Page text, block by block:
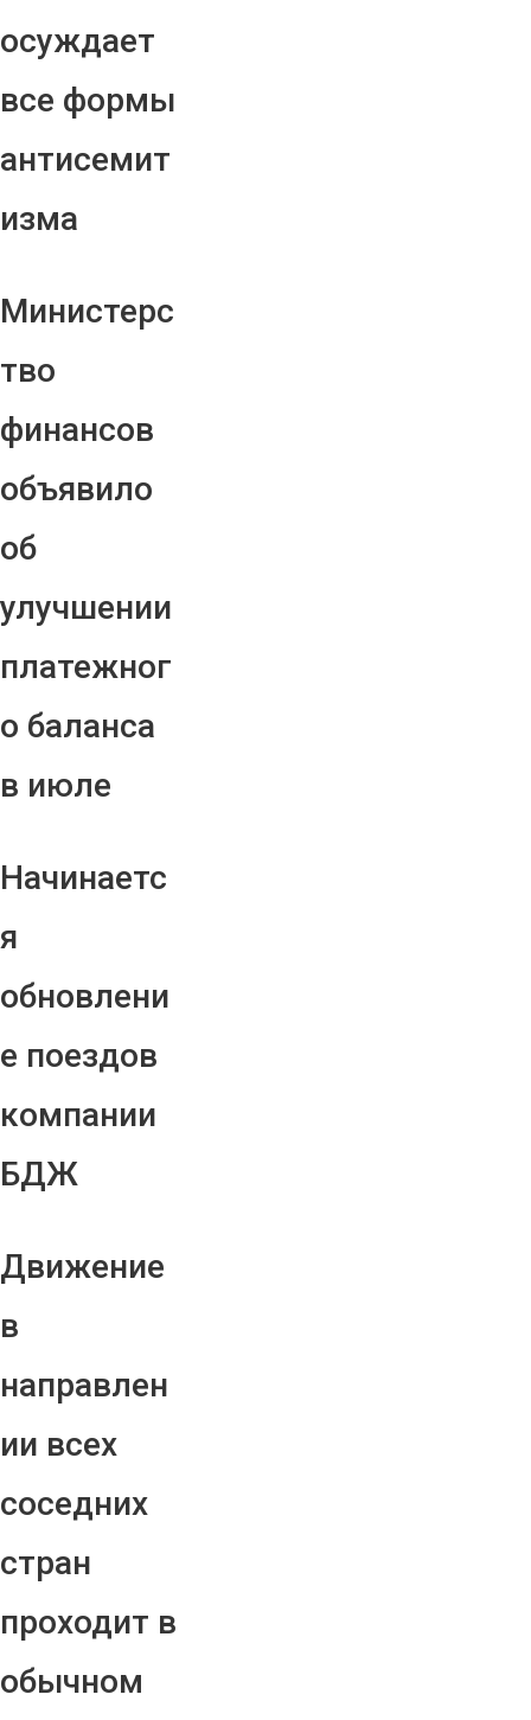
осуждает
все формы
антисемит
изма
Министерс
тво
финансов
объявило
об
улучшении
платежног
о баланса
в июле
Начинаетс
я
обновлени
е поездов
компании
БДЖ
Движение
в
направлен
ии всех
соседних
стран
проходит в
обычном